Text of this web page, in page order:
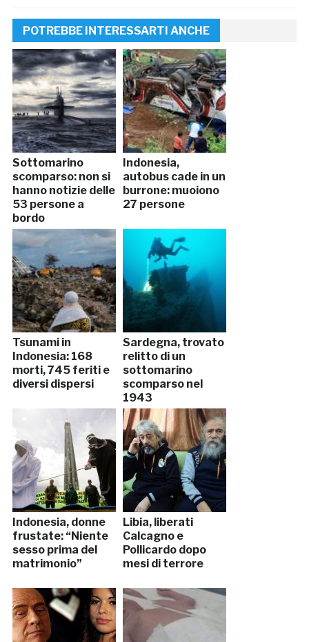
POTREBBE INTERESSARTI ANCHE
Sottomarino
scomparso: non si
hanno notizie delle
53 persone a
bordo
Indonesia,
autobus cade in un
burrone: muoiono
27 persone
Tsunami in
Indonesia: 168
morti, 745 feriti e
diversi dispersi
Sardegna, trovato
relitto di un
sottomarino
scomparso nel
1943
Indonesia, donne
frustate: “Niente
sesso prima del
matrimonio”
Libia, liberati
Calcagno e
Pollicardo dopo
mesi di terrore